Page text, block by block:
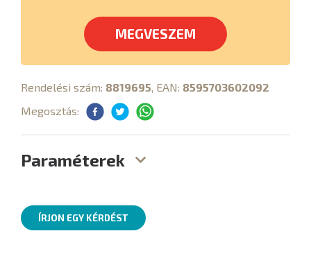
MEGVESZEM
Rendelési szám: 8819695, EAN: 8595703602092
Megosztás:
Paraméterek
ÍRJON EGY KÉRDÉST